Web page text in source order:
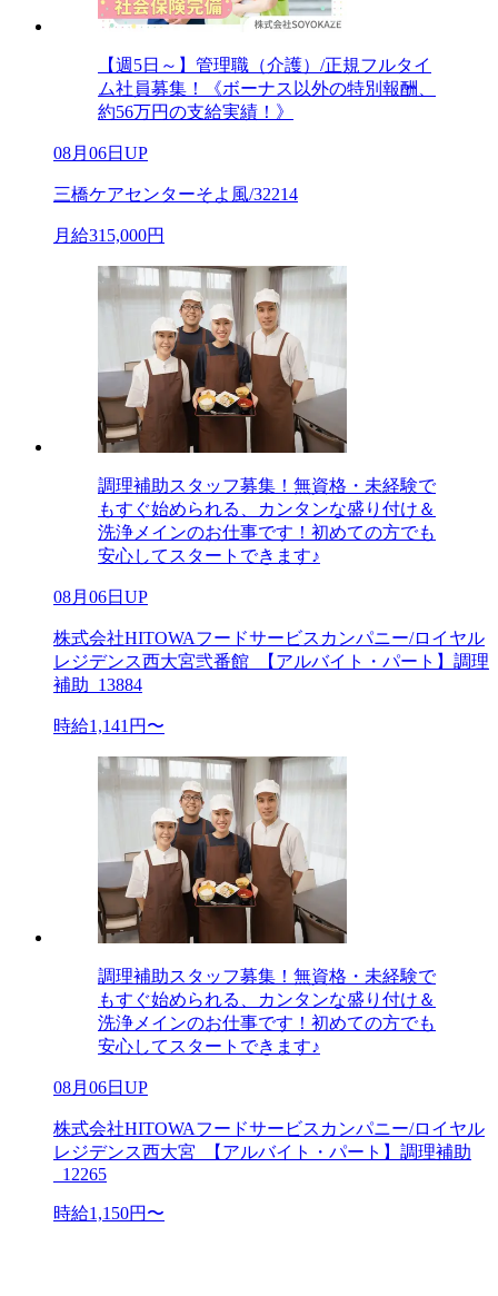
【週5日～】管理職（介護）/正規フルタイ
ム社員募集！《ボーナス以外の特別報酬、
約56万円の支給実績！》
08月06日UP
三橋ケアセンターそよ風/32214
月給315,000円
調理補助スタッフ募集！無資格・未経験で
もすぐ始められる、カンタンな盛り付け＆
洗浄メインのお仕事です！初めての方でも
安心してスタートできます♪
08月06日UP
株式会社HITOWAフードサービスカンパニー/ロイヤル
レジデンス西大宮弐番館_【アルバイト・パート】調理
補助_13884
時給1,141円〜
調理補助スタッフ募集！無資格・未経験で
もすぐ始められる、カンタンな盛り付け＆
洗浄メインのお仕事です！初めての方でも
安心してスタートできます♪
08月06日UP
株式会社HITOWAフードサービスカンパニー/ロイヤル
レジデンス西大宮_【アルバイト・パート】調理補助
_12265
時給1,150円〜